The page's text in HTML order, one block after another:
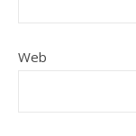
Web